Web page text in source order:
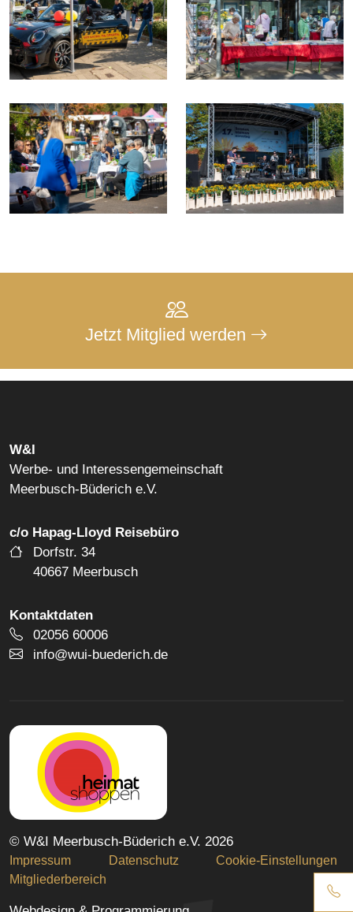
Jetzt Mitglied werden
W&I
Werbe- und Interessengemeinschaft
Meerbusch-Büderich e.V.
c/o Hapag-Lloyd Reisebüro
Dorfstr. 34
40667 Meerbusch
Kontaktdaten
Telefonnummer
02056 60006
E-Mail Adresse
info@wui-buederich.de
© W&I Meerbusch-Büderich e.V. 2026
Impressum Datenschutz
Cookie-Einstellungen
Mitgliederbereich